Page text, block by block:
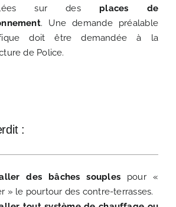
sur des places de
. Une demande préalable
doit être demandée à la
de Police.
:
des bâches souplespour «
» le pourtour des contre-terrasses.